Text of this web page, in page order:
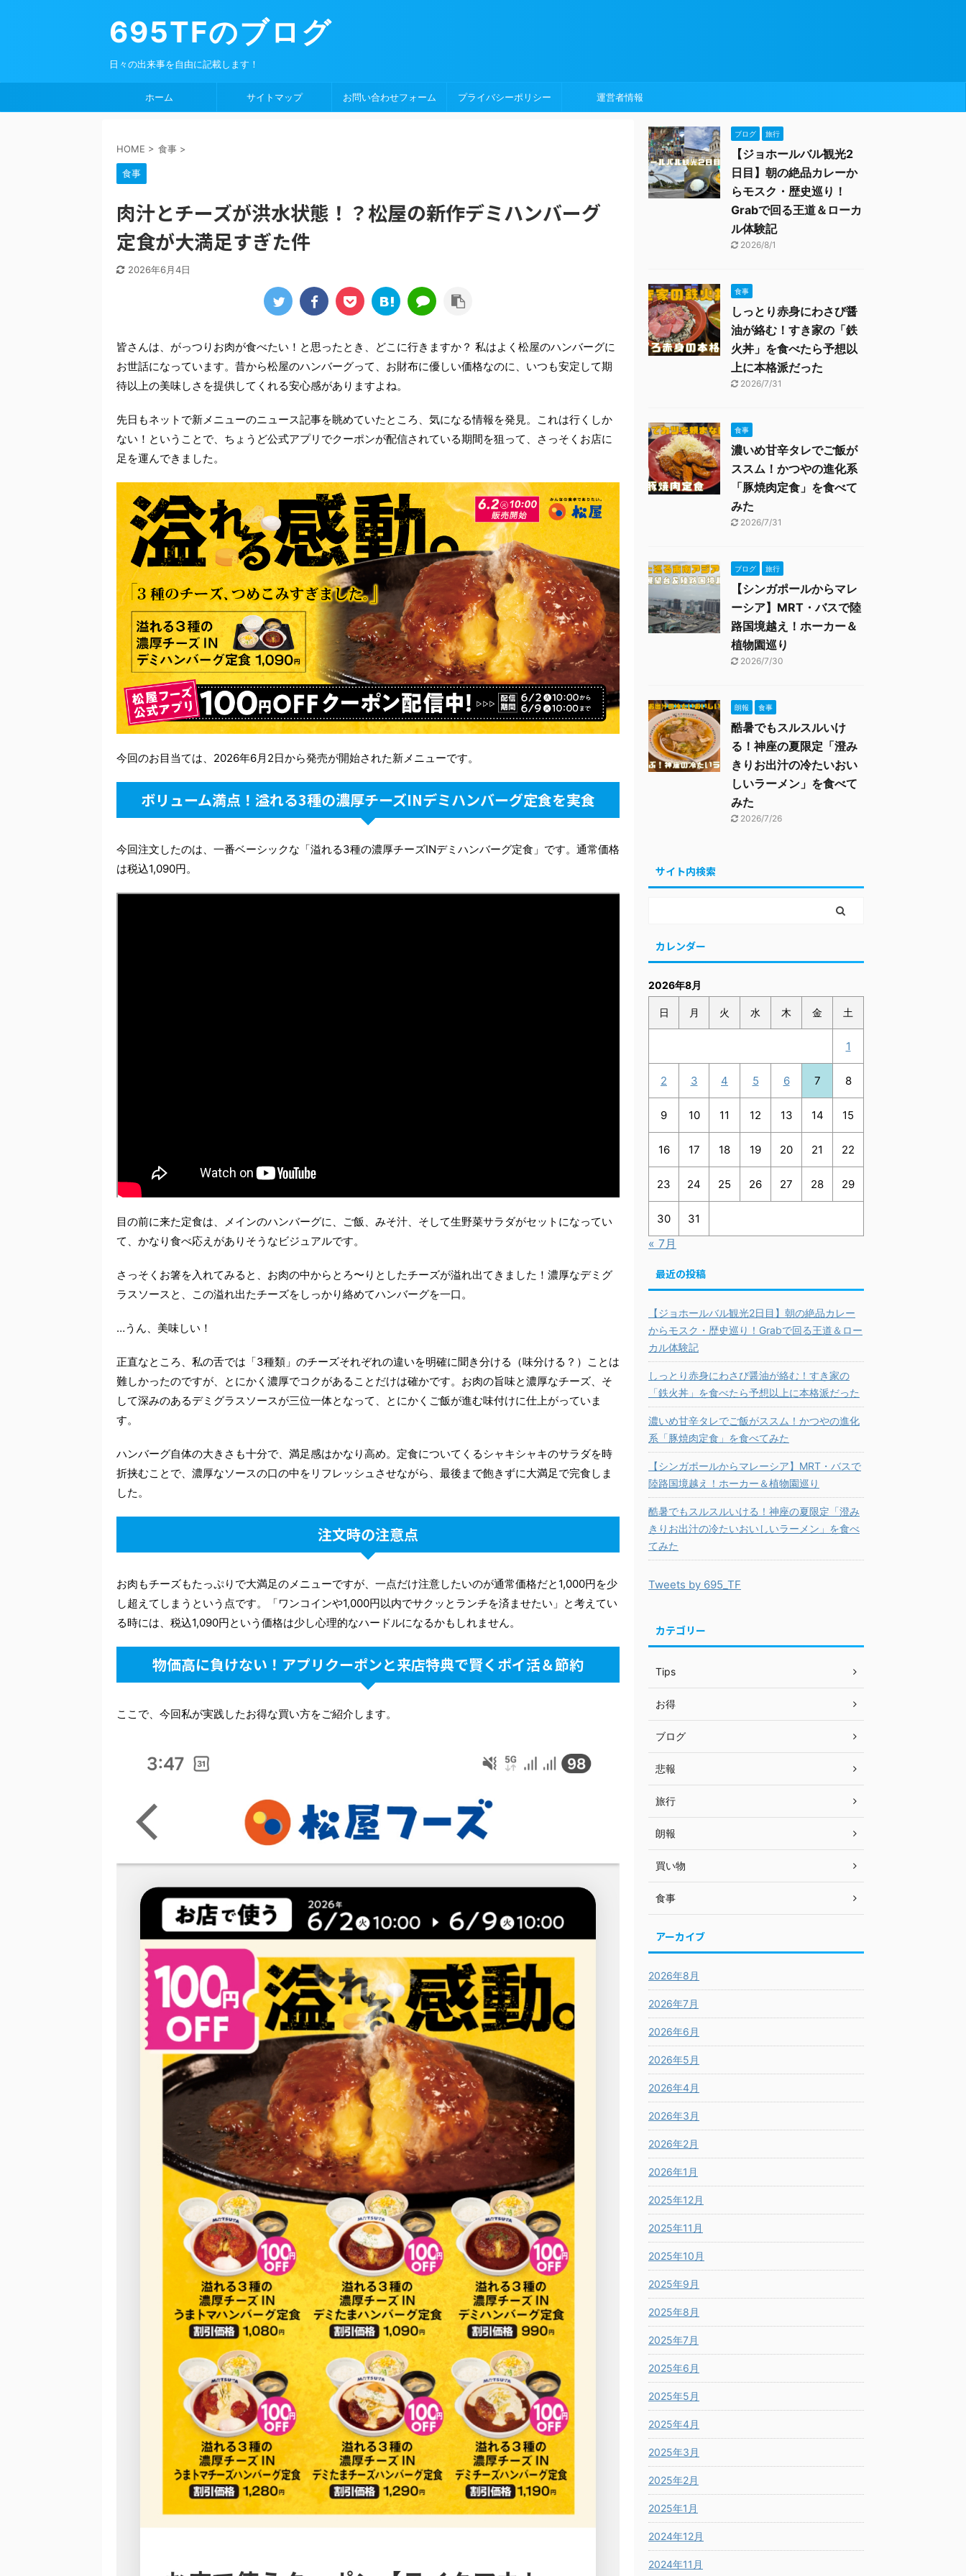
695TFのブログ
日々の出来事を自由に記載します！
ホーム サイトマップ お問い合わせフォーム プライバシーポリシー 運営者情報
HOME > 食事 >
食事
肉汁とチーズが洪水状態！？松屋の新作デミハンバーグ
定食が大満足すぎた件
2026年6月4日
皆さんは、がっつりお肉が食べたい！と思ったとき、どこに行きますか？ 私はよく松屋のハンバーグに
お世話になっています。昔から松屋のハンバーグって、お財布に優しい価格なのに、いつも安定して期
待以上の美味しさを提供してくれる安心感がありますよね。
先日もネットで新メニューのニュース記事を眺めていたところ、気になる情報を発見。これは行くしか
ない！ということで、ちょうど公式アプリでクーポンが配信されている期間を狙って、さっそくお店に
足を運んできました。
今回のお目当ては、2026年6月2日から発売が開始された新メニューです。
ボリューム満点！溢れる3種の濃厚チーズINデミハンバーグ定食を実食
今回注文したのは、一番ベーシックな「溢れる3種の濃厚チーズINデミハンバーグ定食」です。通常価格
は税込1,090円。
目の前に来た定食は、メインのハンバーグに、ご飯、みそ汁、そして生野菜サラダがセットになってい
て、かなり食べ応えがありそうなビジュアルです。
さっそくお箸を入れてみると、お肉の中からとろ〜りとしたチーズが溢れ出てきました！濃厚なデミグ
ラスソースと、この溢れ出たチーズをしっかり絡めてハンバーグを一口。
…うん、美味しい！
正直なところ、私の舌では「3種類」のチーズそれぞれの違いを明確に聞き分ける（味分ける？）ことは
難しかったのですが、とにかく濃厚でコクがあることだけは確かです。お肉の旨味と濃厚なチーズ、そ
して深みのあるデミグラスソースが三位一体となって、とにかくご飯が進む味付けに仕上がっていま
す。
ハンバーグ自体の大きさも十分で、満足感はかなり高め。定食についてくるシャキシャキのサラダを時
折挟むことで、濃厚なソースの口の中をリフレッシュさせながら、最後まで飽きずに大満足で完食しま
した。
注文時の注意点
お肉もチーズもたっぷりで大満足のメニューですが、一点だけ注意したいのが通常価格だと1,000円を少
し超えてしまうという点です。「ワンコインや1,000円以内でサクッとランチを済ませたい」と考えてい
る時には、税込1,090円という価格は少し心理的なハードルになるかもしれません。
物価高に負けない！アプリクーポンと来店特典で賢くポイ活＆節約
ここで、今回私が実践したお得な買い方をご紹介します。
ブログ 旅行
【ジョホールバル観光2
日目】朝の絶品カレーか
らモスク・歴史巡り！
Grabで回る王道＆ローカ
ル体験記
2026/8/1
食事
しっとり赤身にわさび醤
油が絡む！すき家の「鉄
火丼」を食べたら予想以
上に本格派だった
2026/7/31
食事
濃いめ甘辛タレでご飯が
ススム！かつやの進化系
「豚焼肉定食」を食べて
みた
2026/7/31
ブログ 旅行
【シンガポールからマレ
ーシア】MRT・バスで陸
路国境越え！ホーカー＆
植物園巡り
2026/7/30
朗報 食事
酷暑でもスルスルいけ
る！神座の夏限定「澄み
きりお出汁の冷たいおい
しいラーメン」を食べて
みた
2026/7/26
サイト内検索
カレンダー
2026年8月
日 月 火 水 木 金 土
1
2 3 4 5 6 7 8
9 10 11 12 13 14 15
16 17 18 19 20 21 22
23 24 25 26 27 28 29
30 31
« 7月
最近の投稿
【ジョホールバル観光2日目】朝の絶品カレー
からモスク・歴史巡り！Grabで回る王道＆ロー
カル体験記
しっとり赤身にわさび醤油が絡む！すき家の
「鉄火丼」を食べたら予想以上に本格派だった
濃いめ甘辛タレでご飯がススム！かつやの進化
系「豚焼肉定食」を食べてみた
【シンガポールからマレーシア】MRT・バスで
陸路国境越え！ホーカー＆植物園巡り
酷暑でもスルスルいける！神座の夏限定「澄み
きりお出汁の冷たいおいしいラーメン」を食べ
てみた
Tweets by 695_TF
カテゴリー
Tips
お得
ブログ
悲報
旅行
朗報
買い物
食事
アーカイブ
2026年8月
2026年7月
2026年6月
2026年5月
2026年4月
2026年3月
2026年2月
2026年1月
2025年12月
2025年11月
2025年10月
2025年9月
2025年8月
2025年7月
2025年6月
2025年5月
2025年4月
2025年3月
2025年2月
2025年1月
2024年12月
2024年11月